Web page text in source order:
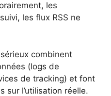
les
les flux RSS ne
combinent
(logs de
de tracking) et font
sur l’utilisation réelle.